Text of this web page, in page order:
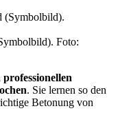
Foto:
professionellen
. Sie lernen so den
Betonung von